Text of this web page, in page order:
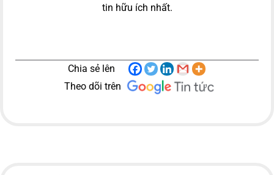
tin hữu ích nhất.
Chia sẻ lên
Theo dõi trên